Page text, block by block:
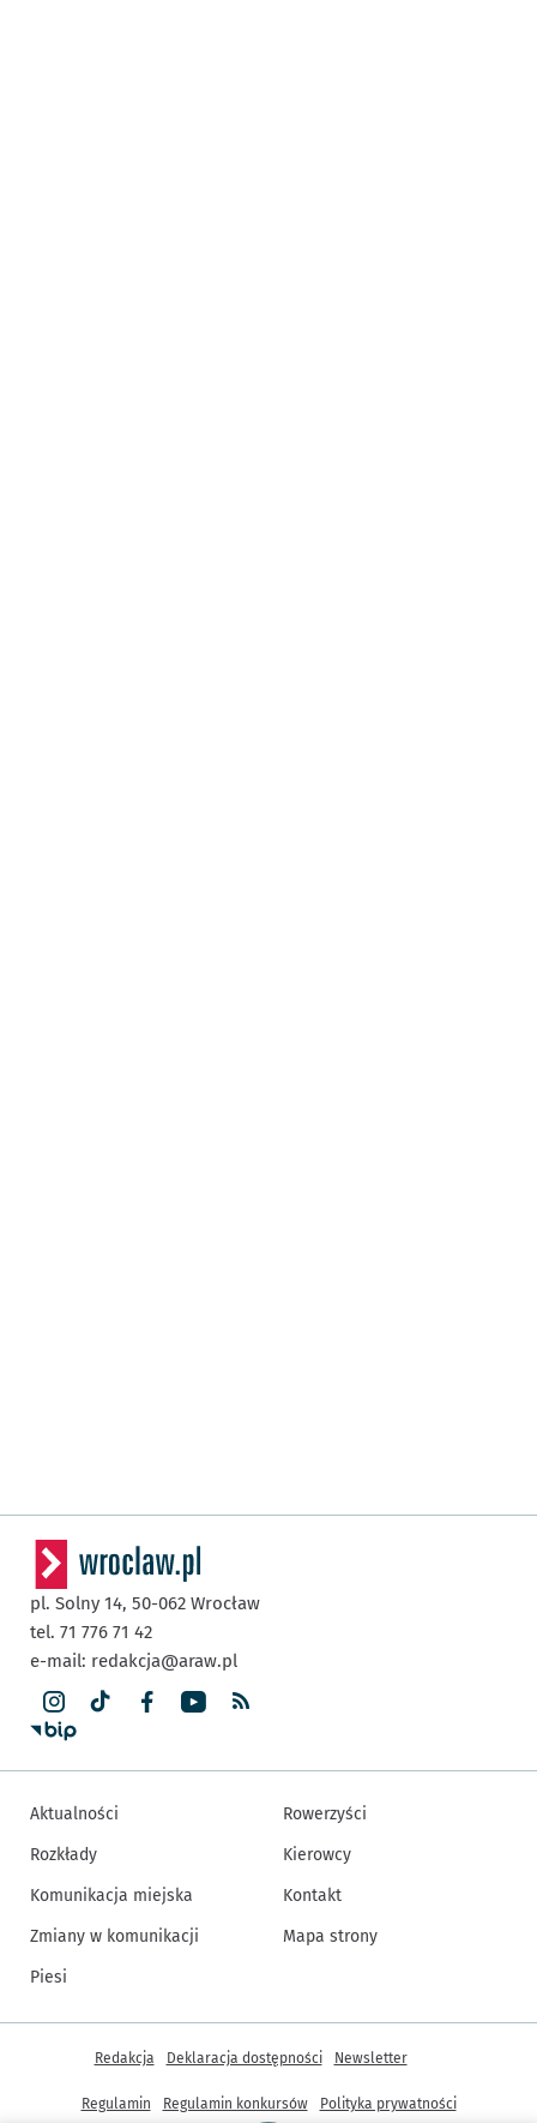
pl. Solny 14, 50-062 Wrocław
tel. 71 776 71 42
e-mail: redakcja@araw.pl
Aktualności
Rozkłady
Komunikacja miejska
Zmiany w komunikacji
Piesi
Rowerzyści
Kierowcy
Kontakt
Mapa strony
Inne informacje
Redakcja Deklaracja dostępności Newsletter
Regulamin Regulamin konkursów Polityka prywatności